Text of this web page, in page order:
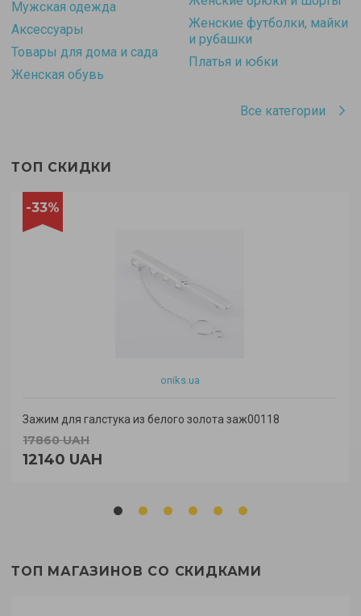
Мужская одежда
Аксессуары
Товары для дома и сада
Женская обувь
Женские футболки, майки
и рубашки
Платья и юбки
Все категории
ТОП СКИДКИ
-33%
oniks.ua
Зажим для галстука из белого золота заж00118
17860 UAH
12140 UAH
ТОП МАГАЗИНОВ СО СКИДКАМИ